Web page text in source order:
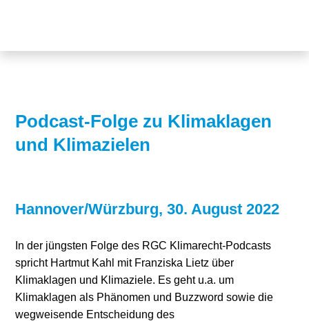
Märkte
Sektorenkopplung
Speicher
Über uns
Team
Forschungsnetzwerk
Podcast-Folge zu Klimaklagen
und Klimazielen
Hannover/Würzburg, 30. August 2022
In der jüngsten Folge des RGC Klimarecht-Podcasts
spricht Hartmut Kahl mit Franziska Lietz über
Klimaklagen und Klimaziele. Es geht u.a. um
Klimaklagen als Phänomen und Buzzword sowie die
wegweisende Entscheidung des